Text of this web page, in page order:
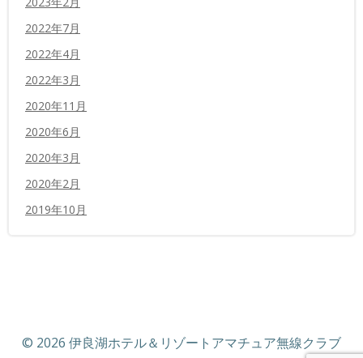
2022年7月
2022年4月
2022年3月
2020年11月
2020年6月
2020年3月
2020年2月
2019年10月
© 2026 伊良湖ホテル＆リゾートアマチュア無線クラブ